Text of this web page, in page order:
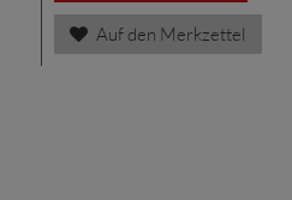
Auf den Merkzettel